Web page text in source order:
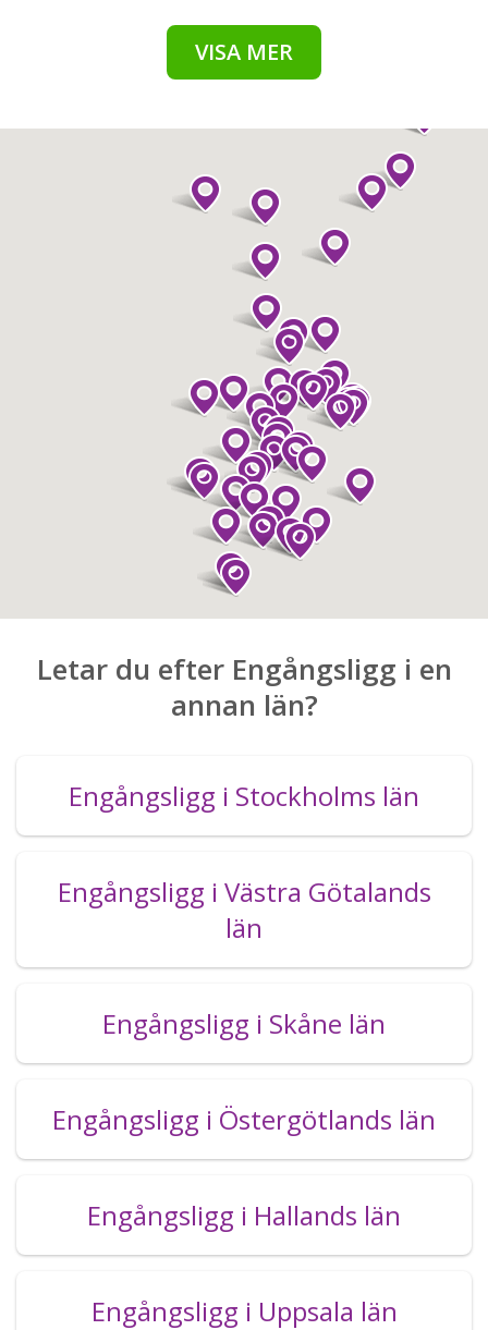
VISA MER
Letar du efter Engångsligg i en
annan län?
Engångsligg i Stockholms län
Engångsligg i Västra Götalands
län
Engångsligg i Skåne län
Engångsligg i Östergötlands län
Engångsligg i Hallands län
Engångsligg i Uppsala län